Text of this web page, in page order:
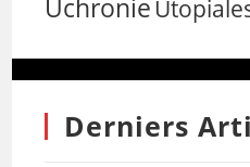
Uchronie
Derniers